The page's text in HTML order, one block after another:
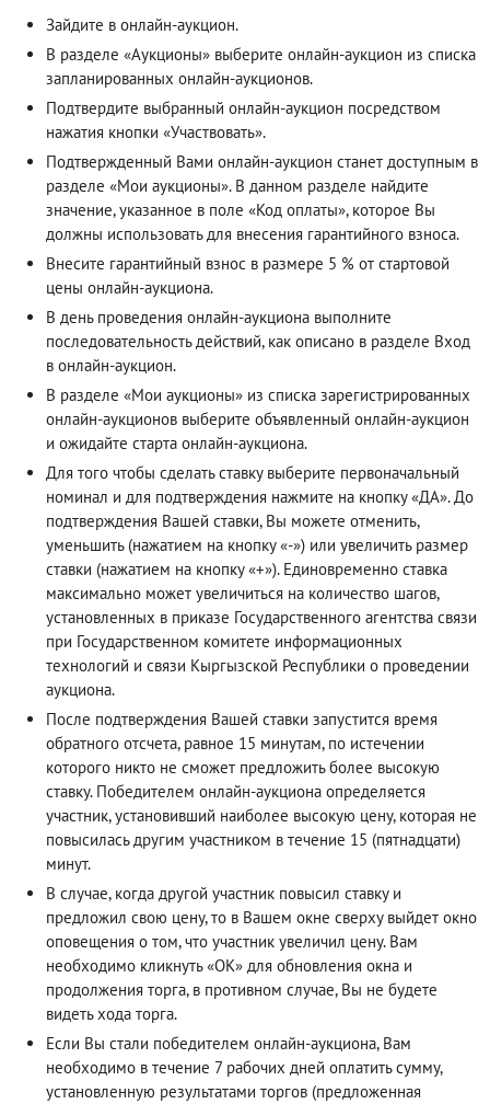
Зайдите в онлайн-аукцион.
В разделе «Аукционы» выберите онлайн-аукцион из списка
запланированных онлайн-аукционов.
Подтвердите выбранный онлайн-аукцион посредством
нажатия кнопки «Участвовать».
Подтвержденный Вами онлайн-аукцион станет доступным в
разделе «Мои аукционы». В данном разделе найдите
значение, указанное в поле «Код оплаты», которое Вы
должны использовать для внесения гарантийного взноса.
Внесите гарантийный взнос в размере 5 % от стартовой
цены онлайн-аукциона.
В день проведения онлайн-аукциона выполните
последовательность действий, как описано в разделе Вход
в онлайн-аукцион.
В разделе «Мои аукционы» из списка зарегистрированных
онлайн-аукционов выберите объявленный онлайн-аукцион
и ожидайте старта онлайн-аукциона.
Для того чтобы сделать ставку выберите первоначальный
номинал и для подтверждения нажмите на кнопку «ДА». До
подтверждения Вашей ставки, Вы можете отменить,
уменьшить (нажатием на кнопку «-») или увеличить размер
ставки (нажатием на кнопку «+»). Единовременно ставка
максимально может увеличиться на количество шагов,
установленных в приказе Государственного агентства связи
при Государственном комитете информационных
технологий и связи Кыргызской Республики о проведении
аукциона.
После подтверждения Вашей ставки запустится время
обратного отсчета, равное 15 минутам, по истечении
которого никто не сможет предложить более высокую
ставку. Победителем онлайн-аукциона определяется
участник, установивший наиболее высокую цену, которая не
повысилась другим участником в течение 15 (пятнадцати)
минут.
В случае, когда другой участник повысил ставку и
предложил свою цену, то в Вашем окне сверху выйдет окно
оповещения о том, что участник увеличил цену. Вам
необходимо кликнуть «ОК» для обновления окна и
продолжения торга, в противном случае, Вы не будете
видеть хода торга.
Если Вы стали победителем онлайн-аукциона, Вам
необходимо в течение 7 рабочих дней оплатить сумму,
установленную результатами торгов (предложенная